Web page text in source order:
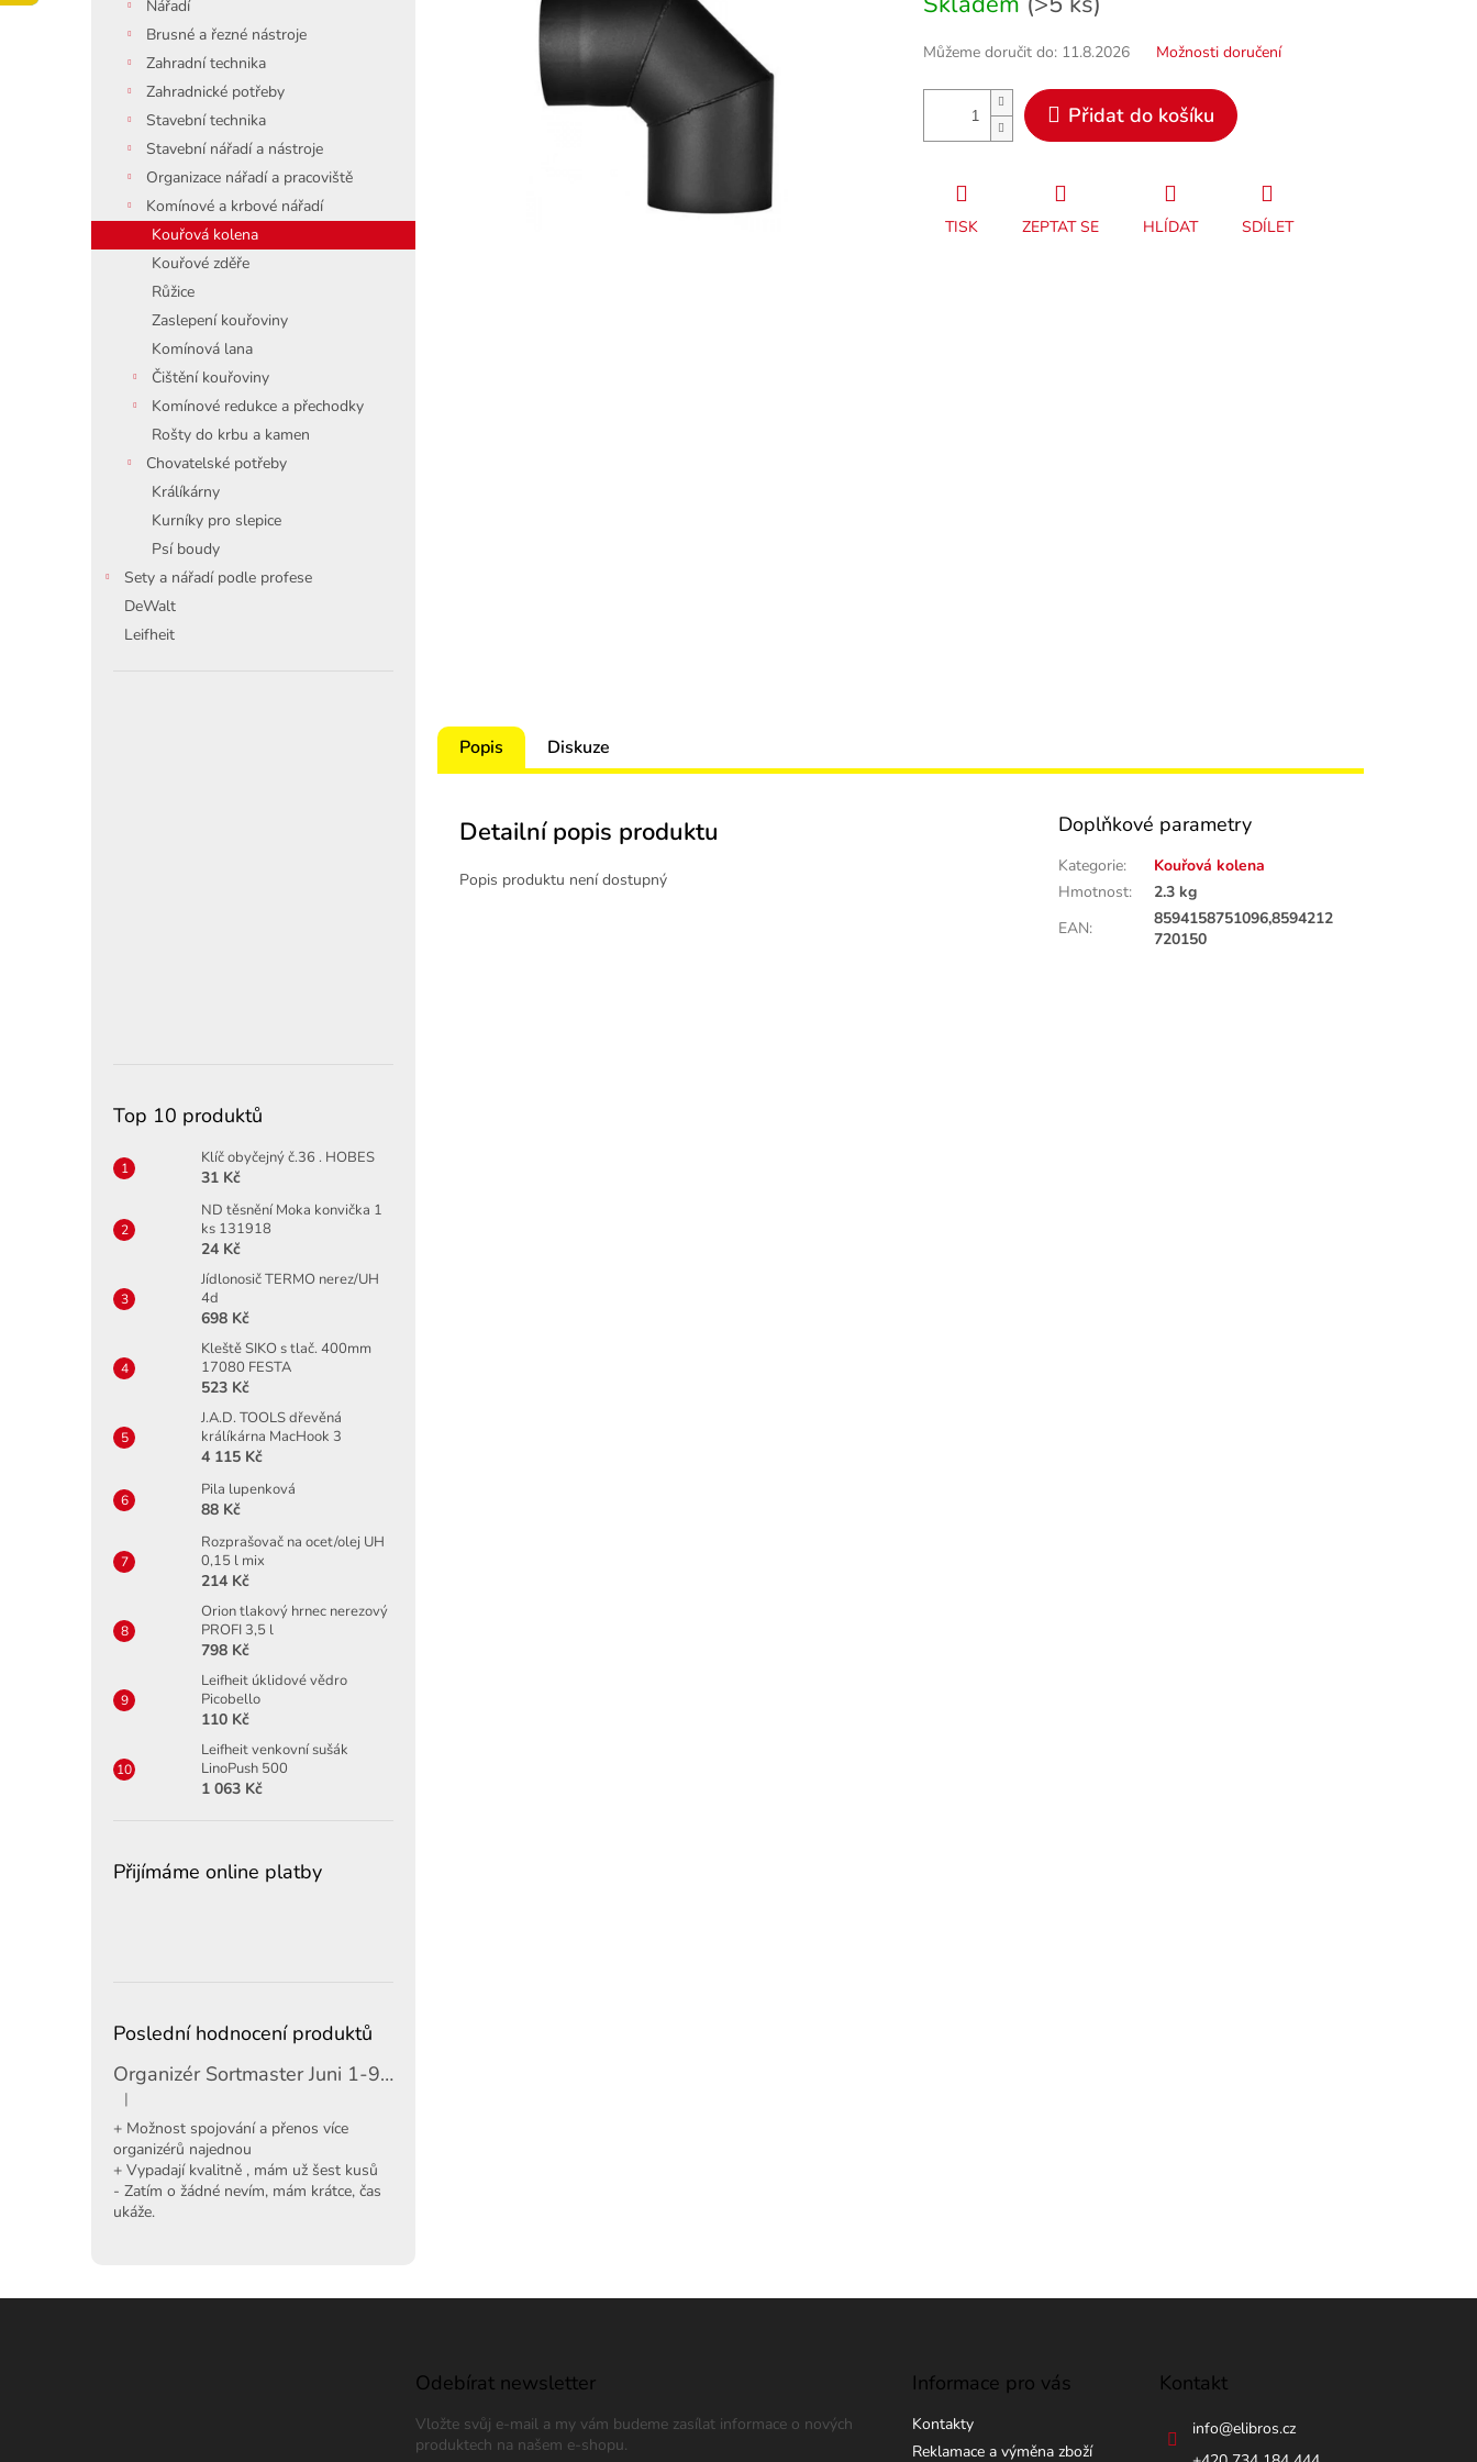
Nářadí
Brusné a řezné nástroje
Zahradní technika
Zahradnické potřeby
Stavební technika
Stavební nářadí a nástroje
Organizace nářadí a pracoviště
Komínové a krbové nářadí
Kouřová kolena
Kouřové zděře
Růžice
Zaslepení kouřoviny
Komínová lana
Čištění kouřoviny
Komínové redukce a přechodky
Rošty do krbu a kamen
Chovatelské potřeby
Králíkárny
Kurníky pro slepice
Psí boudy
Sety a nářadí podle profese
DeWalt
Leifheit
Top 10 produktů
Klíč obyčejný č.36 . HOBES
31 Kč
ND těsnění Moka konvička 1
ks 131918
24 Kč
Jídlonosič TERMO nerez/UH
4d
698 Kč
Kleště SIKO s tlač. 400mm
17080 FESTA
523 Kč
J.A.D. TOOLS dřevěná
králíkárna MacHook 3
4 115 Kč
Pila lupenková
88 Kč
Rozprašovač na ocet/olej UH
0,15 l mix
214 Kč
Orion tlakový hrnec nerezový
PROFI 3,5 l
798 Kč
Leifheit úklidové vědro
Picobello
110 Kč
Leifheit venkovní sušák
LinoPush 500
1 063 Kč
Přijímáme online platby
Poslední hodnocení produktů
Organizér Sortmaster Juni 1-97-483
Hodnocení produktu je 5 z 5 hvězdiček.
|
+ Možnost spojování a přenos více
organizérů najednou
+ Vypadají kvalitně , mám už šest kusů
- Zatím o žádné nevím, mám krátce, čas
ukáže.
cena:
Můžeme doručit do: 11.8.2026 Možnosti doručení
Přidat do košíku
TISK ZEPTAT SE HLÍDAT SDÍLET
Popis Diskuze
Detailní popis produktu
Popis produktu není dostupný
Doplňkové parametry
Kategorie:
Kouřová kolena
Hmotnost:
2.3 kg
EAN:
8594158751096,8594212
720150
Z
Odebírat newsletter
Vložte svůj e-mail a my vám budeme zasílat informace o nových
produktech na našem e-shopu.
Informace pro vás
Kontakty
Reklamace a výměna zboží
Kontakt
info@elibros.cz